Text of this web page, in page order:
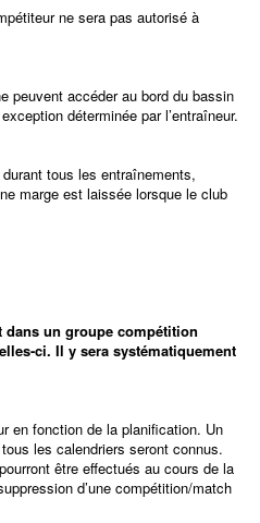
ne sera pas autorisé à
peuvent accéder au bord du bassin
déterminée par l’entraîneur.
tous les entraînements,
marge est laissée lorsque le club
dans un groupe compétition
ci. Il y sera systématiquement
en fonction de la planification. Un
les calendriers seront connus.
être effectués au cours de la
d’une compétition/match